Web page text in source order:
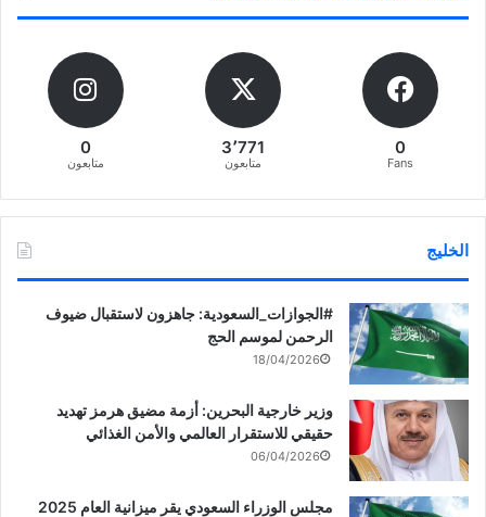
0
Fans
3٬771
متابعون
0
متابعون
الخليج
‏‎#الجوازات_السعودية: جاهزون لاستقبال ضيوف
الرحمن لموسم الحج
18/04/2026
وزير خارجية البحرين: أزمة مضيق هرمز تهديد
حقيقي للاستقرار العالمي والأمن الغذائي
06/04/2026
مجلس الوزراء السعودي يقر ميزانية العام 2025